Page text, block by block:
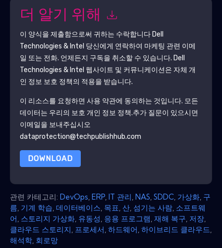
더 알기 위해
이 양식을 제출함으로써 귀하는 수락합니다 Dell
Technologies & Intel 당신에게 연락하여 마케팅 관련 이메
일 또는 전화. 언제든지 구독을 취소할 수 있습니다. Dell
Technologies & Intel 웹사이트 및 커뮤니케이션은 자체 개
인 정보 보호 정책의 적용을 받습니다.
이 리소스를 요청하면 사용 약관에 동의하는 것입니다. 모든
데이터는 우리의 보호 개인 정보 정책.추가 질문이 있으시면
이메일을 보내주십시오
dataprotection@techpublishhub.com
DOWNLOAD
관련 카테고리: DevOps ERP IT 관리 NAS SDDC 가상화 구
름 기계 학습 데이터베이스 목표 산 섬기는 사람 소프트웨
어 스토리지 가상화 유동성 응용 프로그램 재해 복구 저장
클라우드 스토리지 프로세서 하드웨어 하이브리드 클라우드
해석학 회로망